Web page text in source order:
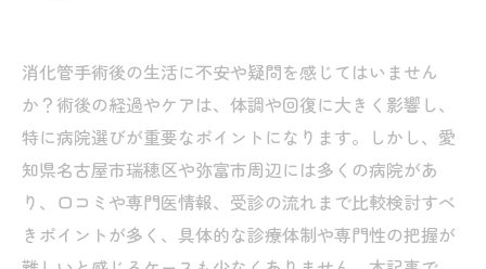
消化管手術後の生活に不安や疑問を感じてはいません
か？術後の経過やケアは、体調や回復に大きく影響し、
特に病院選びが重要なポイントになります。しかし、愛
知県名古屋市瑞穂区や弥富市周辺には多くの病院があ
り、口コミや専門医情報、受診の流れまで比較検討すべ
きポイントが多く、具体的な診療体制や専門性の把握が